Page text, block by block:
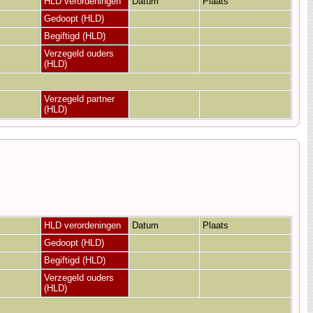
Gedoopt (HLD)
Begiftigd (HLD)
Verzegeld ouders
(HLD)
Verzegeld partner
(HLD)
HLD verordeningen Datum
Plaats
Gedoopt (HLD)
Begiftigd (HLD)
Verzegeld ouders
(HLD)